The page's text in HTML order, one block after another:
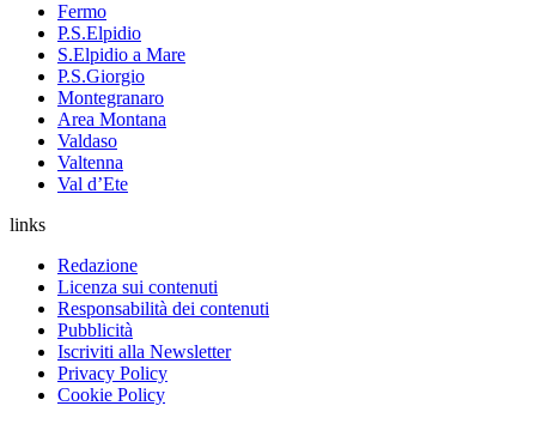
Fermo
P.S.Elpidio
S.Elpidio a Mare
P.S.Giorgio
Montegranaro
Area Montana
Valdaso
Valtenna
Val d’Ete
links
Redazione
Licenza sui contenuti
Responsabilità dei contenuti
Pubblicità
Iscriviti alla Newsletter
Privacy Policy
Cookie Policy